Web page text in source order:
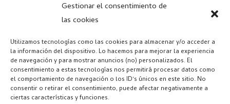
Gestionar el consentimiento de
las cookies
Utilizamos tecnologías como las cookies para almacenar y/o acceder a
la información del dispositivo. Lo hacemos para mejorar la experiencia
de navegación y para mostrar anuncios (no) personalizados. El
consentimiento a estas tecnologías nos permitirá procesar datos como
el comportamiento de navegación o los ID's únicos en este sitio. No
consentir o retirar el consentimiento, puede afectar negativamente a
ciertas características y funciones.